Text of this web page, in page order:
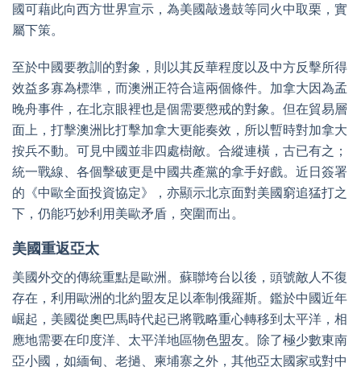
國可藉此向西方世界宣示，為美國敲邊鼓等同火中取栗，實
屬下策。
至於中國要教訓的對象，則以其反華程度以及中方反擊所得
效益多寡為標準，而澳洲正符合這兩個條件。加拿大因為孟
晚舟事件，在北京眼裡也是個需要懲戒的對象。但在貿易層
面上，打擊澳洲比打擊加拿大更能奏效，所以暫時對加拿大
按兵不動。可見中國並非四處樹敵。合縱連橫，古已有之；
統一戰線、各個擊破更是中國共產黨的拿手好戲。近日簽署
的《中歐全面投資協定》，亦顯示北京面對美國窮追猛打之
下，仍能巧妙利用美歐矛盾，突圍而出。
美國重返亞太
美國外交的傳統重點是歐洲。蘇聯垮台以後，頭號敵人不復
存在，利用歐洲的北約盟友足以牽制俄羅斯。鑑於中國近年
崛起，美國從奧巴馬時代起已將戰略重心轉移到太平洋，相
應地需要在印度洋、太平洋地區物色盟友。除了極少數東南
亞小國，如緬甸、老撾、柬埔寨之外，其他亞太國家或對中